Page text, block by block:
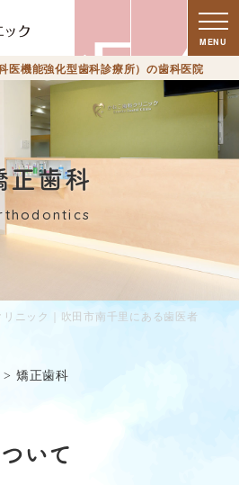
療
時
MENU
医機能強化型歯科診療所）の歯科医院
正歯科
ニック｜吹田市南千里にある歯医者
矯正歯科
いて